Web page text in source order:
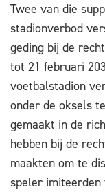
Twee van die
stadionverbod
geding bij de
tot 21 februari
voetbalstadion
onder de oksels
gemaakt in de
hebben bij de
maakten om te
speler imiteerden